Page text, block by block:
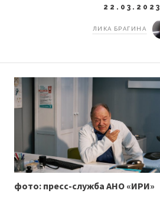
22.03.2023
ЛИКА БРАГИНА
фото: пресс-служба АНО «ИРИ»